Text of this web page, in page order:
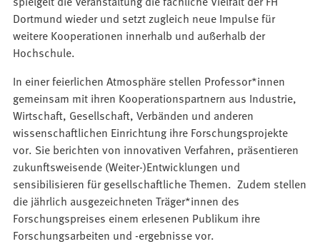
Dortmund wieder und setzt zugleich neue Impulse für
weitere Kooperationen innerhalb und außerhalb der
Hochschule.
In einer feierlichen Atmosphäre stellen Professor*innen
gemeinsam mit ihren Kooperationspartnern aus Industrie,
Wirtschaft, Gesellschaft, Verbänden und anderen
wissenschaftlichen Einrichtung ihre Forschungsprojekte
vor. Sie berichten von innovativen Verfahren, präsentieren
zukunftsweisende (Weiter-)Entwicklungen und
sensibilisieren für gesellschaftliche Themen. Zudem stellen
die jährlich ausgezeichneten Träger*innen des
Forschungspreises einem erlesenen Publikum ihre
Forschungsarbeiten und -ergebnisse vor.